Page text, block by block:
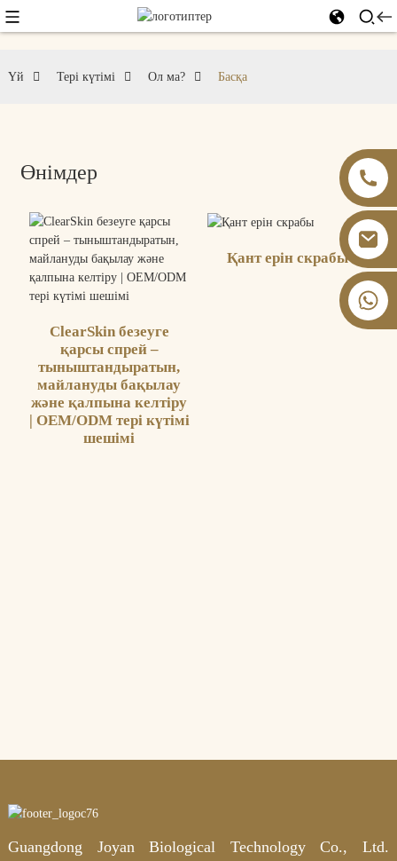
Үй Тері күтімі Ол ма? Басқа
Өнімдер
ClearSkin безеуге
қарсы спрей –
тыныштандыратын,
майлануды бақылау
және қалпына келтіру
| OEM/ODM тері күтімі
шешімі
Қант ерін скрабы
Guangdong Joyan Biological Technology Co., Ltd.